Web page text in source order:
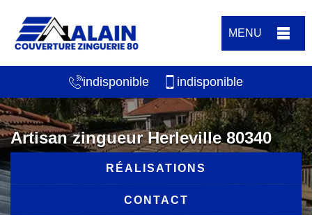
MENU
indisponible indisponible
Artisan zingueur Herleville 80340
RÉALISATIONS
CONTACT